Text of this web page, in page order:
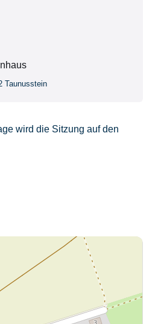
Taunusstein
wird die Sitzung auf den